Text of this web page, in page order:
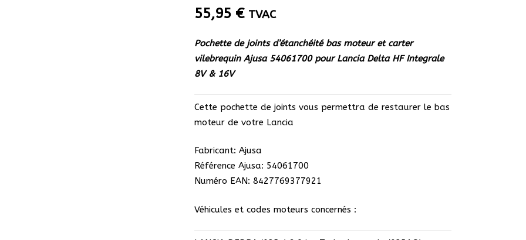
55,95 € TVAC
Pochette de joints d’étanchéité bas moteur et carter
vilebrequin Ajusa 54061700 pour Lancia Delta HF Integrale
8V & 16V
Cette pochette de joints vous permettra de restaurer le bas
moteur de votre Lancia
Fabricant: Ajusa
Référence Ajusa: 54061700
Numéro EAN: 8427769377921
Véhicules et codes moteurs concernés :